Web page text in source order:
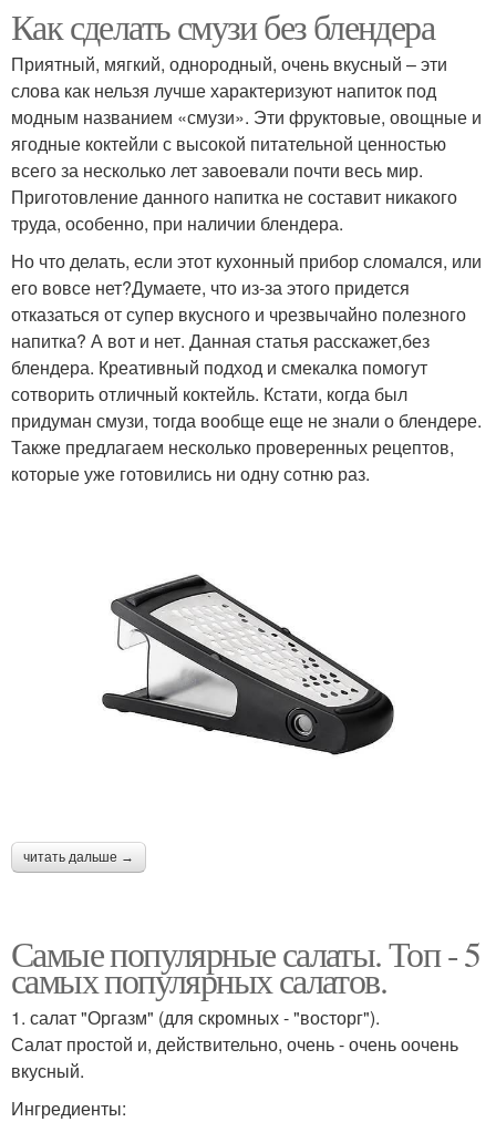
Как сделать смузи без блендера
Приятный, мягкий, однородный, очень вкусный – эти
слова как нельзя лучше характеризуют напиток под
модным названием «смузи». Эти фруктовые, овощные и
ягодные коктейли с высокой питательной ценностью
всего за несколько лет завоевали почти весь мир.
Приготовление данного напитка не составит никакого
труда, особенно, при наличии блендера.
Но что делать, если этот кухонный прибор сломался, или
его вовсе нет?Думаете, что из-за этого придется
отказаться от супер вкусного и чрезвычайно полезного
напитка? А вот и нет. Данная статья расскажет,без
блендера. Креативный подход и смекалка помогут
сотворить отличный коктейль. Кстати, когда был
придуман смузи, тогда вообще еще не знали о блендере.
Также предлагаем несколько проверенных рецептов,
которые уже готовились ни одну сотню раз.
читать дальше →
Самые популярные салаты. Топ - 5
самых популярных салатов.
1. салат "Оргазм" (для скромных - "восторг").
Салат простой и, действительно, очень - очень оочень
вкусный.
Ингредиенты: